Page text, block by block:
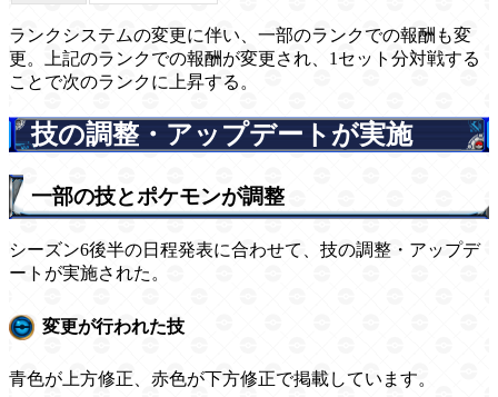
ランクシステムの変更に伴い、一部のランクでの報酬も変
更。上記のランクでの報酬が変更され、1セット分対戦する
ことで次のランクに上昇する。
技の調整・アップデートが実施
一部の技とポケモンが調整
シーズン6後半の日程発表に合わせて、技の調整・アップデ
ートが実施された。
変更が行われた技
青色が上方修正、赤色が下方修正で掲載しています。